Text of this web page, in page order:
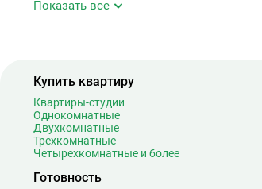
Баррикадная
Бауманская
Беговая
Беломорская
Белорусская
Беляево
Показать все
Купить квартиру
Квартиры-студии
Однокомнатные
Двухкомнатные
Трехкомнатные
Четырехкомнатные и более
Готовность